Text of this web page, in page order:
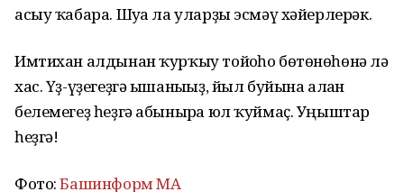
асыу ҡабара. Шуға ла уларҙы эсмәү хәйерлерәк.
Имтихан алдынан ҡурҡыу тойғоһо бөтөнөһөнә лә
хас. Үҙ-үҙегеҙгә ышанығыҙ, йыл буйына алған
белемегеҙ һеҙгә абынырға юл ҡуймаҫ. Уңыштар
һеҙгә!
Фото:Башинформ МА